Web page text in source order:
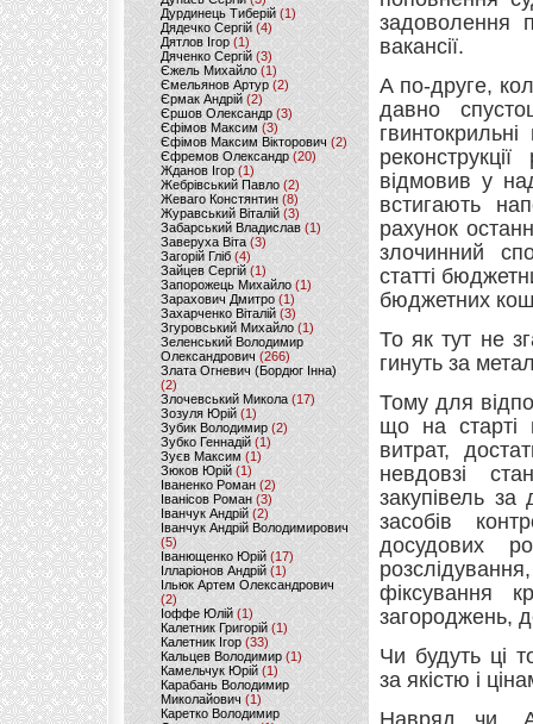
Дурдинець Тиберій (1)
Дядечко Сергій (4)
Дятлов Ігор (1)
Дяченко Сергій (3)
Єжель Михайло (1)
Ємельянов Артур (2)
Єрмак Андрій (2)
Єршов Олександр (3)
Єфімов Максим (3)
Єфімов Максим Вікторович (2)
Єфремов Олександр (20)
Жданов Ігор (1)
Жебрівський Павло (2)
Жеваго Констянтин (8)
Журавський Віталій (3)
Забарський Владислав (1)
Заверуха Віта (3)
Загорій Гліб (4)
Зайцев Сергій(1)
Запорожець Михайло (1)
Зарахович Дмитро (1)
Захарченко Віталій (3)
Згуровський Михайло (1)
Зеленський Володимир
Олександрович (266)
Злата Огневич (Бордюг Інна)
(2)
Злочевський Микола(17)
Зозуля Юрій (1)
Зубик Володимир (2)
Зубко Геннадій (1)
Зуєв Максим(1)
Зюков Юрій (1)
Іваненко Роман (2)
Іванісов Роман (3)
Іванчук Андрій(2)
Іванчук Андрій Володимирович
(5)
Іванющенко Юрій (17)
Ілларіонов Андрій (1)
Ільюк Артем Олександрович
(2)
Іоффе Юлій (1)
Калетник Григорій(1)
Калетник Ігор (33)
Кальцев Володимир(1)
Камельчук Юрій (1)
Карабань Володимир
Миколайович (1)
Каретко Володимир
задоволення
вакансії.
А по-друге,
давно
відмовив у
встигають
рахунок
злочинний
статті
бюджетних
То як тут не
гинуть за
Тому для
що на старті
витрат,
невдовзі
закупівель
засобів
досудових
фіксування
загороджень,
Чи будуть ці
за якістю і
Навряд чи.